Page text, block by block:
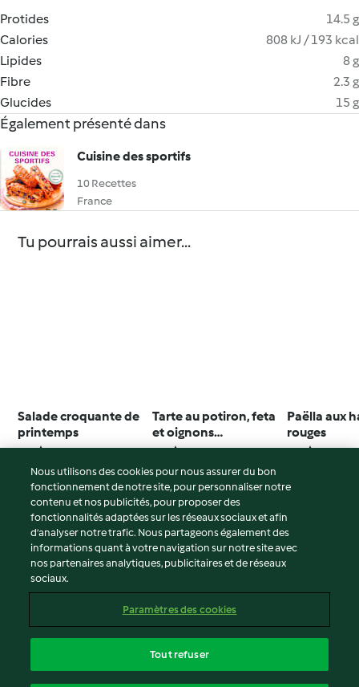
Protides
14.5 g
Calories
808 kJ / 193 kcal
Lipides
8 g
Fibre
2.3 g
Glucides
15 g
Également présenté dans
Cuisine des sportifs
10 Recettes
France
Tu pourrais aussi aimer...
Salade croquante de
printemps
4.7 (33)
Tarte au potiron, feta
et oignons
caramélisés
4.6 (52)
Paëlla aux
rouges
3.6 (25)
© Copyright 2026
Conditions d'utilisation
Politique de confidentialité
Mentions légales
Contenu du rapport
Nous utilisons des cookies pour nous assurer du bon
fonctionnement de notre site, pour personnaliser notre
contenu et nos publicités, pour proposer des
fonctionnalités adaptées sur les réseaux sociaux et afin
d’analyser notre trafic. Nous partageons également des
informations quant à votre navigation sur notre site avec
nos partenaires analytiques, publicitaires et de réseaux
sociaux.
Paramètres des cookies
Tout refuser